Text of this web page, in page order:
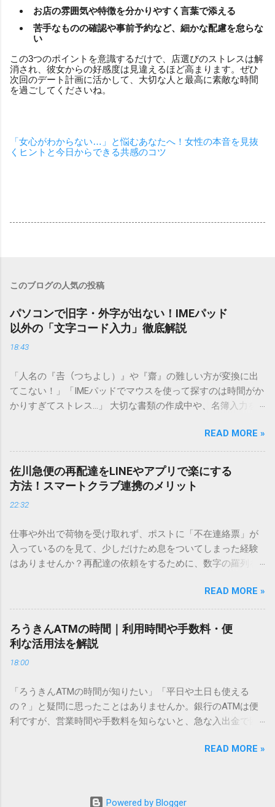
お店の雰囲気や特徴を分かりやすく言葉で添える
苦手なものの確認や事前予約など、細かな配慮を怠らな
い
この3つのポイントを意識するだけで、店選びのストレスは解
消され、彼女からの好感度は見違えるほど高まります。ぜひ
次回のデート計画に活かして、大切な人と最高に素敵な時間
を過ごしてくださいね。
「女心がわからない…」と悩むあなたへ！女性の本音を見抜
くヒントと今日からできる共感のコツ
このブログの人気の投稿
パソコンで旧字・外字が出ない！IMEパッド
以外の「文字コード入力」徹底解説
18:43
「人名の『𠮷（つちよし）』や『齋』の難しい方が変換に出
てこない！」「IMEパッドでマウスを使って探すのは時間がか
かりすぎてストレス…」 大切な書類の作成中や、名簿入力を
てしまいますよね。多くの人が「IMEパッド（手書き入力）」
を使いますが、実はマウスで一画ずつ書くのは非効率です
し、似た漢字が多すぎて結局見つからないことも少なくあり
ません。 そこで今回は、IMEパッドを使わずに、特定のコー
ドを打ち込むだけで一瞬で旧字や外字、特殊記号を呼び出す
「文字コード入力」のテクニックを詳しく解説します。 この
必要はありません。 1. なぜ「変換」しても旧字・外字が出て
こないのか？ そもそも、なぜ普通の変換で出てこない漢字が
あるのでしょうか。その理由は、パソコンが文字を認識する
は、JIS規格（日本産業規格）によって「第1水準」「第2水
準」といった形で整理されています。しかし、人名や地名に
使われる非常に古い漢字（旧字）や、特定の組織だけで作ら
れた「外字」は、この一般的な変換リストに含まれていない
ン上のすべての文字には、いわば「住所」のような番号が割
り振られています。変換候補に出ない文字でも、この住所
（コード）を直接指定すれば、確実に呼び出すことができる
のです。 2. Windows標準機能！文字コードで漢字を出す「16
進数入力」 最も汎用性が高く、特別なソフトも不要なのが
20BB7）」を把握する。 入力モードを「半角」にする（※重
READ MORE »
佐川急便の再配達をLINEやアプリで楽にする
方法！スマートクラブ連携のメリット
22:32
仕事や外出で荷物を受け取れず、ポストに「不在連絡票」が
入っているのを見て、少しだけため息をついてしまった経験
はありませんか？再配達の依頼をするために、数字の羅列を
ことに申し訳なさを感じたりすることもあるかもしれませ
ん。 「もっとスムーズに、自分のタイミングで受け取りた
い」 「わざわざ電話をかけずに、スマホ一つで完結させた
い」 そんな願いを叶えてくれるのが、佐川急便の会員制サー
ビス「スマートクラブ」と、LINEや公式アプリの連携です。
これらを活用するだけで、再配達のストレスは驚くほど軽く
受け取り術と、連携による具体的なメリットを徹底解説しま
す。 佐川急便の再配達が劇的に変わる「スマートクラブ」と
は？ まず押さえておきたいのが、佐川急便の個人向け無料会
況をリアルタイムで管理するための基盤となるサービスで
が飛躍的に向上しています。登録を済ませておくだけで、荷
READ MORE »
ろうきんATMの時間｜利用時間や手数料・便
利な活用法を解説
18:00
「ろうきんATMの時間が知りたい」「平日や土日も使える
の？」と疑問に思ったことはありませんか。銀行のATMは便
利ですが、営業時間や手数料を知らないと、急な入出金で困
ATM営業時間や利用の注意点、便利な活用法 を詳しく解説し
です。 1-1. 店舗内ATM 平日：9:00〜17:00 土曜・日曜・祝
READ MORE »
Powered by Blogger